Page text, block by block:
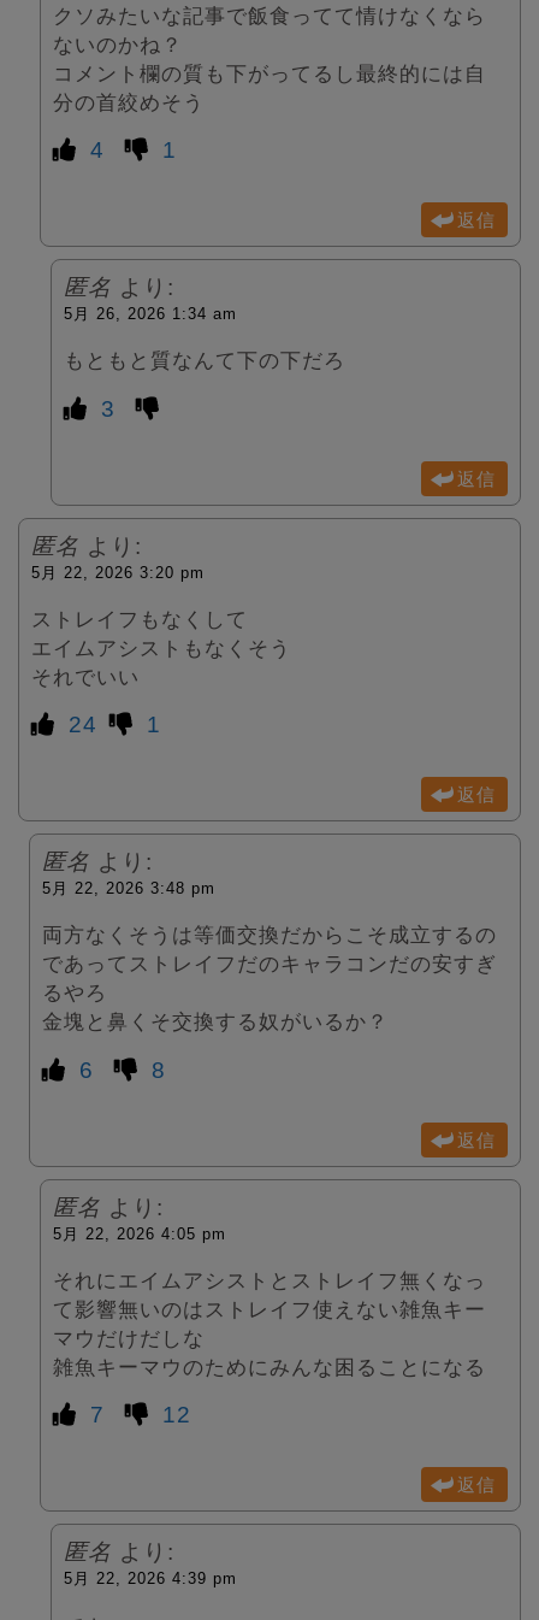
クソみたいな記事で飯食ってて情けなくなら
ないのかね？
コメント欄の質も下がってるし最終的には自
分の首絞めそう
4 1
返信
匿名 より:
5月 26, 2026 1:34 am
もともと質なんて下の下だろ
3
返信
匿名 より:
5月 22, 2026 3:20 pm
ストレイフもなくして
エイムアシストもなくそう
それでいい
24 1
返信
匿名 より:
5月 22, 2026 3:48 pm
両方なくそうは等価交換だからこそ成立するの
であってストレイフだのキャラコンだの安すぎ
るやろ
金塊と鼻くそ交換する奴がいるか？
6 8
返信
匿名 より:
5月 22, 2026 4:05 pm
それにエイムアシストとストレイフ無くなっ
て影響無いのはストレイフ使えない雑魚キー
マウだけだしな
雑魚キーマウのためにみんな困ることになる
7 12
返信
匿名 より:
5月 22, 2026 4:39 pm